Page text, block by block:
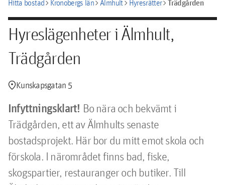
Hitta bostadchevron_rightKronobergs länchevron_rightÄlmhultchevron_rightHyresrätterchevron_rightTrädgården
Hyreslägenheter i Älmhult,
Trädgården
location_pinKunskapsgatan 5
Infyttningsklart! Bo nära och bekvämt i
Trädgården, ett av Älmhults senaste
bostadsprojekt. Här bor du mitt emot skola och
förskola. I närområdet finns bad, fiske,
skogspartier, restauranger och butiker. Till